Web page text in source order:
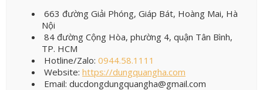
663 đường Giải Phóng, Giáp Bát, Hoàng Mai, Hà
Nội
84 đường Cộng Hòa, phường 4, quận Tân Bình,
TP. HCM
Hotline/Zalo: 0944.58.1111
Website: https://dungquangha.com
Email: ducdongdungquangha@gmail.com